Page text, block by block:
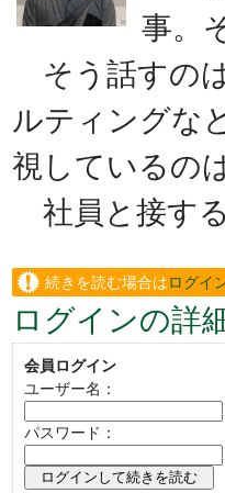
事。
そう話すの
ルティングな
視しているの
社員と接す
続きを読む場合はログイ
い。
ログインの詳
会員ログイン
ユーザー名：
パスワード：